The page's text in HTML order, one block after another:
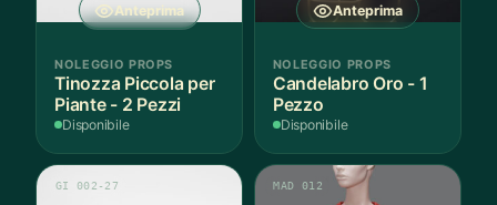
Anteprima
NOLEGGIO PROPS
Tinozza Piccola per
Piante - 2 Pezzi
Disponibile
Anteprima
NOLEGGIO PROPS
Candelabro Oro - 1
Pezzo
Disponibile
GI 002-27 MAD 012